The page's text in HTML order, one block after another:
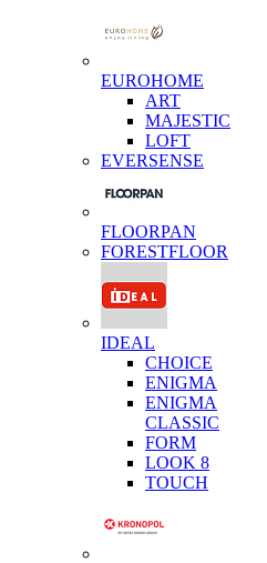
EUROHOME
ART
MAJESTIC
LOFT
EVERSENSE
FLOORPAN
FORESTFLOOR
IDEAL
CHOICE
ENIGMA
ENIGMA
CLASSIC
FORM
LOOK 8
TOUCH